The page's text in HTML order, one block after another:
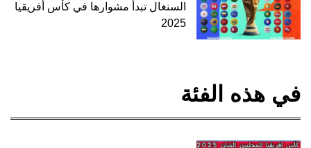
السنغال تبدأ مشوارها في كأس أفريقيا
2025
في هذه الفئة